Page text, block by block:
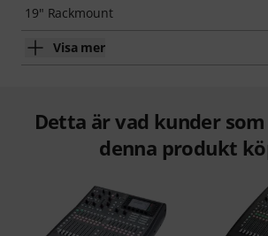
19" Rackmount
Visa mer
Detta är vad kunder
denna produkt